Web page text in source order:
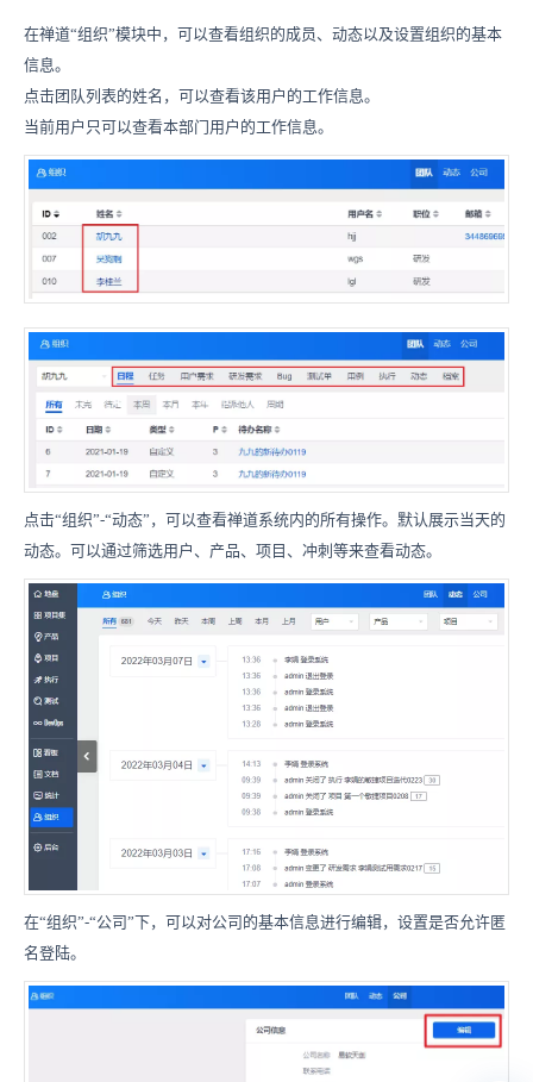
在禅道“组织”模块中，可以查看组织的成员、动态以及设置组织的基本
信息。
点击团队列表的姓名，可以查看该用户的工作信息。
当前用户只可以查看本部门用户的工作信息。
点击“组织”-“动态”，可以查看禅道系统内的所有操作。默认展示当天的
动态。可以通过筛选用户、产品、项目、冲刺等来查看动态。
在“组织”-“公司”下，可以对公司的基本信息进行编辑，设置是否允许匿
名登陆。